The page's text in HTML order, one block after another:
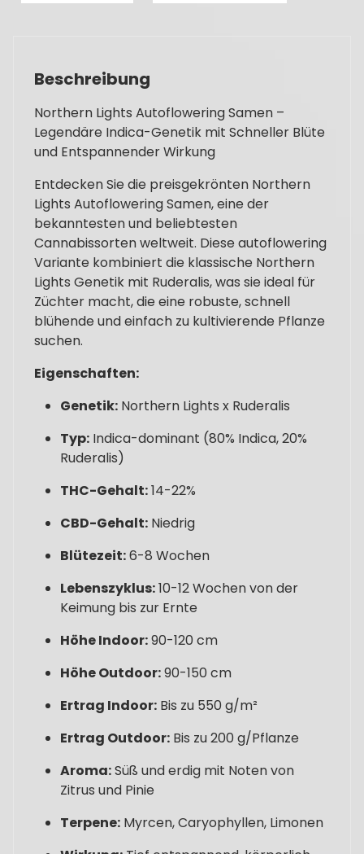
Beschreibung
Northern Lights Autoflowering Samen –
Legendäre Indica-Genetik mit Schneller Blüte
und Entspannender Wirkung
Entdecken Sie die preisgekrönten Northern
Lights Autoflowering Samen, eine der
bekanntesten und beliebtesten
Cannabissorten weltweit. Diese autoflowering
Variante kombiniert die klassische Northern
Lights Genetik mit Ruderalis, was sie ideal für
Züchter macht, die eine robuste, schnell
blühende und einfach zu kultivierende Pflanze
suchen.
Eigenschaften:
Genetik: Northern Lights x Ruderalis
Typ: Indica-dominant (80% Indica, 20%
Ruderalis)
THC-Gehalt:14-22%
CBD-Gehalt: Niedrig
Blütezeit:6-8 Wochen
Lebenszyklus:10-12 Wochen von der
Keimung bis zur Ernte
Höhe Indoor:90-120 cm
Höhe Outdoor:90-150 cm
Ertrag Indoor: Bis zu 550 g/m²
Ertrag Outdoor: Bis zu 200 g/Pflanze
Aroma:Süß und erdig mit Noten von
Zitrus und Pinie
Terpene: Myrcen, Caryophyllen, Limonen